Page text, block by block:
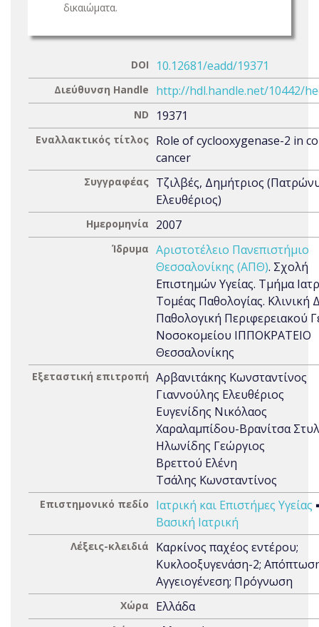
δικαιώματα.
DOI 10.12681/eadd/19371
Διεύθυνση Handle http://hdl.handle.net/10442/
ND 19371
Εναλλακτικός τίτλος Role of cyclooxygenase-2 in
cancer
Συγγραφέας Τζιλβές, Δημήτριος
Ελευθέριος)
Ημερομηνία 2007
Ίδρυμα Αριστοτέλειο Πανεπιστήμιο
Θεσσαλονίκης (ΑΠΘ). Σχολή
Επιστημών Υγείας. Τμήμα
Τομέας Παθολογίας. Κλινική
Παθολογική Περιφερειακού
Νοσοκομείου ΙΠΠΟΚΡΑΤΕΙΟ
Θεσσαλονίκης
Εξεταστική επιτροπή Αρβανιτάκης Κωνσταντίνος
Γιαννούλης Ελευθέριος
Ευγενίδης Νικόλαος
Χαραλαμπίδου-Βρανίτσα
Ηλωνίδης Γεώργιος
Βρεττού Ελένη
Τσάλης Κωνσταντίνος
Επιστημονικό πεδίο Ιατρική και Επιστήμες Υγείας
Βασική Ιατρική
Λέξεις-κλειδιά
Καρκίνος παχέος εντέρου;
Κυκλοοξυγενάση-2;
Αγγειογένεση; Πρόγνωση
Χώρα Ελλάδα